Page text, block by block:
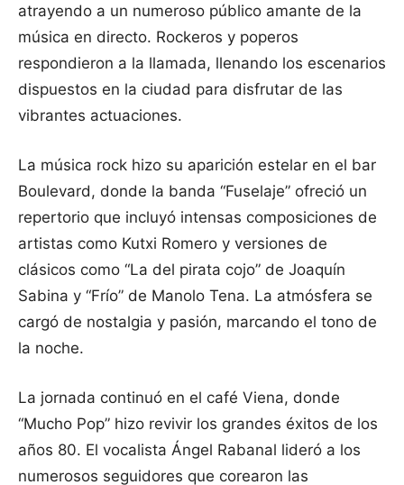
atrayendo a un numeroso público amante de la
música en directo. Rockeros y poperos
respondieron a la llamada, llenando los escenarios
dispuestos en la ciudad para disfrutar de las
vibrantes actuaciones.
La música rock hizo su aparición estelar en el bar
Boulevard, donde la banda “Fuselaje” ofreció un
repertorio que incluyó intensas composiciones de
artistas como Kutxi Romero y versiones de
clásicos como “La del pirata cojo” de Joaquín
Sabina y “Frío” de Manolo Tena. La atmósfera se
cargó de nostalgia y pasión, marcando el tono de
la noche.
La jornada continuó en el café Viena, donde
“Mucho Pop” hizo revivir los grandes éxitos de los
años 80. El vocalista Ángel Rabanal lideró a los
numerosos seguidores que corearon las